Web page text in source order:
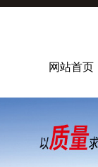
网站首页